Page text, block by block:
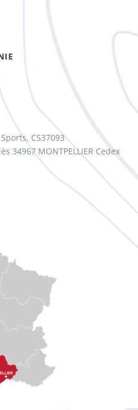
CS37093
34967 MONTPELLIER Cedex